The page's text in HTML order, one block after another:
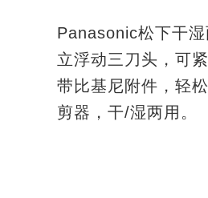
Panasonic松下干
立浮动三刀头，可
带比基尼附件，轻
剪器，干/湿两用。